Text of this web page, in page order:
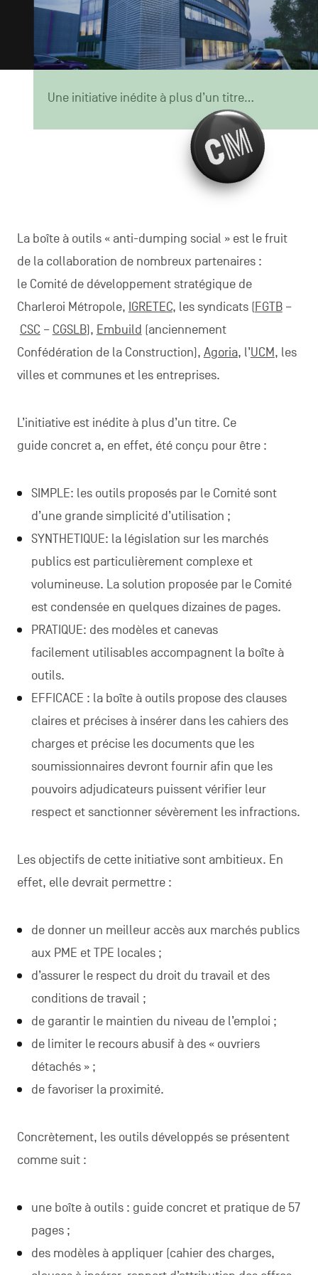
secondaire
MENTIONS LÉGALES
Une initiative inédite à plus d’un titre...
La boîte à outils « anti-dumping social » est le fruit
de la collaboration de nombreux partenaires :
le Comité de développement stratégique de
Charleroi Métropole, IGRETEC, les syndicats (FGTB–
CSC – CGSLB), Embuild (anciennement
Confédération de la Construction), Agoria, l’UCM, les
villes et communes et les entreprises.
L’initiative est inédite à plus d’un titre. Ce
guide concret a, en effet, été conçu pour être :
SIMPLE: les outils proposés par le Comité sont
d’une grande simplicité d’utilisation ;
SYNTHETIQUE: la législation sur les marchés
publics est particulièrement complexe et
volumineuse. La solution proposée par le Comité
est condensée en quelques dizaines de pages.
PRATIQUE: des modèles et canevas
facilement utilisables accompagnent la boîte à
outils.
EFFICACE : la boîte à outils propose des clauses
claires et précises à insérer dans les cahiers des
charges et précise les documents que les
soumissionnaires devront fournir afin que les
pouvoirs adjudicateurs puissent vérifier leur
respect et sanctionner sévèrement les infractions.
Les objectifs de cette initiative sont ambitieux. En
effet, elle devrait permettre :
de donner un meilleur accès aux marchés publics
aux PME et TPE locales ;
d’assurer le respect du droit du travail et des
conditions de travail ;
de garantir le maintien du niveau de l’emploi ;
de limiter le recours abusif à des « ouvriers
détachés » ;
de favoriser la proximité.
Concrètement, les outils développés se présentent
comme suit :
une boîte à outils : guide concret et pratique de 57
pages ;
des modèles à appliquer (cahier des charges,